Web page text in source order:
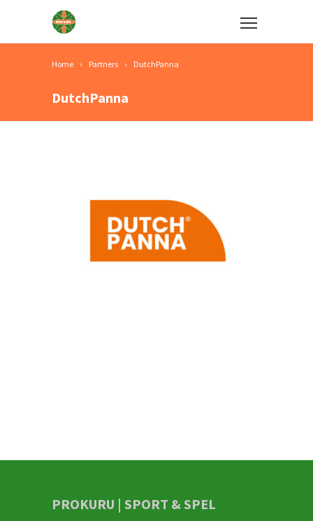
Home Partners DutchPanna
DutchPanna
PROKURU | SPORT & SPEL